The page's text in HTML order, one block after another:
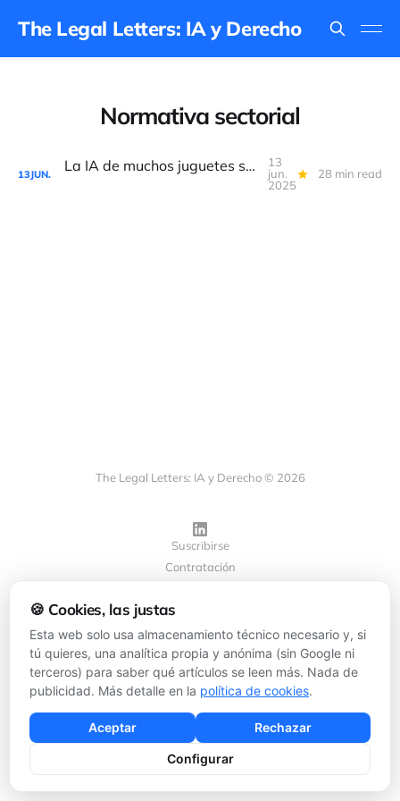
The Legal Letters: IA y Derecho
Normativa sectorial
13JUN. La IA de muchos juguetes será de alto riesgo, según nuevo reglamento UE
13
jun.
2025
28 min read
The Legal Letters: IA y Derecho © 2026
Suscribirse
Contratación
Configurar cookies
Powered byGhost
🍪 Cookies, las justas
Esta web solo usa almacenamiento técnico necesario y, si
tú quieres, una analítica propia y anónima (sin Google ni
terceros) para saber qué artículos se leen más. Nada de
publicidad. Más detalle en la política de cookies.
Aceptar Rechazar
Configurar